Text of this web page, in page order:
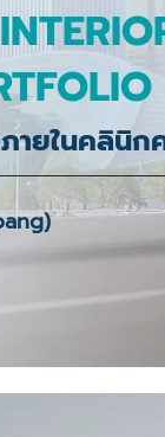
ยในคลินิก